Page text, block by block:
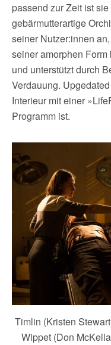
passend zur Zeit ist
gebärmutterartige
seiner Nutzer:innen
seiner amorphen
und unterstützt durch
Verdauung.
Interieur mit einer
Programm ist.
Timlin (Kristen
Wippet (Don